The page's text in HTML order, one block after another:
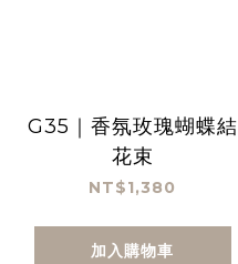
G35｜香氛玫瑰蝴蝶結
花束
NT$1,380
加入購物車